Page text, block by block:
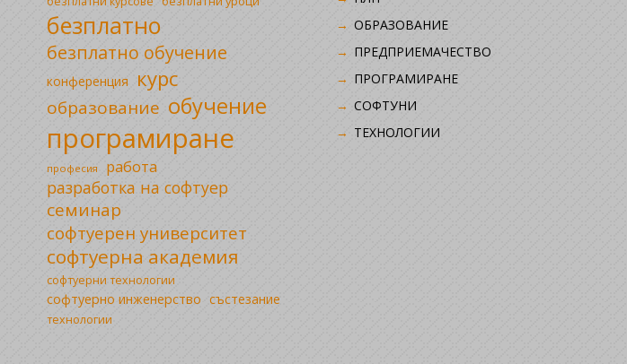
безплатно
безплатно обучение
конференция курс
образование обучение
програмиране
професия работа
разработка на софтуер
семинар
софтуерен университет
софтуерна академия
софтуерни технологии
софтуерно инженерство състезание
технологии
ОБРАЗОВАНИЕ
ПРЕДПРИЕМАЧЕСТВО
ПРОГРАМИРАНЕ
СОФТУНИ
ТЕХНОЛОГИИ